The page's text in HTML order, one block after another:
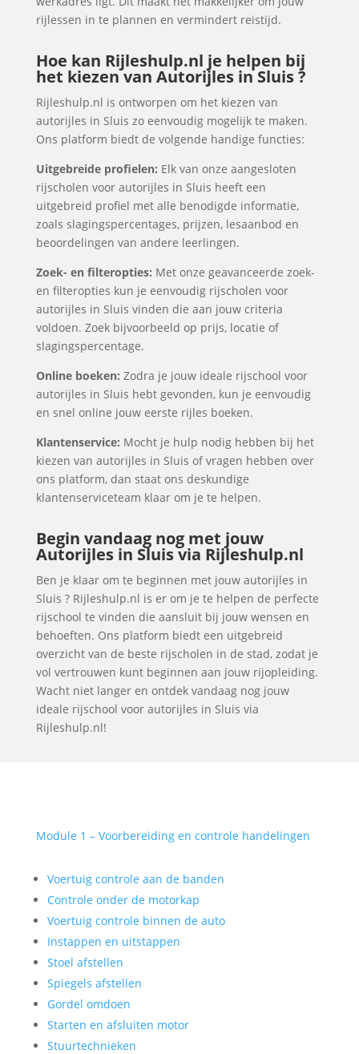
rijlessen in te plannen en vermindert reistijd.
Hoe kan Rijleshulp.nl je helpen bij
het kiezen van Autorijles in Sluis ?
Rijleshulp.nl is ontworpen om het kiezen van
autorijles in Sluis zo eenvoudig mogelijk te maken.
Ons platform biedt de volgende handige functies:
Uitgebreide profielen: Elk van onze aangesloten
rijscholen voor autorijles in Sluis heeft een
uitgebreid profiel met alle benodigde informatie,
zoals slagingspercentages, prijzen, lesaanbod en
beoordelingen van andere leerlingen.
Zoek- en filteropties: Met onze geavanceerde zoek-
en filteropties kun je eenvoudig rijscholen voor
autorijles in Sluis vinden die aan jouw criteria
voldoen. Zoek bijvoorbeeld op prijs, locatie of
slagingspercentage.
Online boeken: Zodra je jouw ideale rijschool voor
autorijles in Sluis hebt gevonden, kun je eenvoudig
en snel online jouw eerste rijles boeken.
Klantenservice: Mocht je hulp nodig hebben bij het
kiezen van autorijles in Sluis of vragen hebben over
ons platform, dan staat ons deskundige
klantenserviceteam klaar om je te helpen.
Begin vandaag nog met jouw
Autorijles in Sluis via Rijleshulp.nl
Ben je klaar om te beginnen met jouw autorijles in
Sluis ? Rijleshulp.nl is er om je te helpen de perfecte
rijschool te vinden die aansluit bij jouw wensen en
behoeften. Ons platform biedt een uitgebreid
overzicht van de beste rijscholen in de stad, zodat je
vol vertrouwen kunt beginnen aan jouw rijopleiding.
Wacht niet langer en ontdek vandaag nog jouw
ideale rijschool voor autorijles in Sluis via
Rijleshulp.nl!
Module 1 – Voorbereiding en controle handelingen
Voertuig controle aan de banden
Controle onder de motorkap
Voertuig controle binnen de auto
Instappen en uitstappen
Stoel afstellen
Spiegels afstellen
Gordel omdoen
Starten en afsluiten motor
Stuurtechnieken